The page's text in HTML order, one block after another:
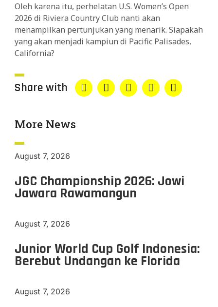
Oleh karena itu, perhelatan U.S. Women’s Open
2026 di Riviera Country Club nanti akan
menampilkan pertunjukan yang menarik. Siapakah
yang akan menjadi kampiun di Pacific Palisades,
California?
Share with
More News
August 7, 2026
JGC Championship 2026: Jowi
Jawara Rawamangun
August 7, 2026
Junior World Cup Golf Indonesia:
Berebut Undangan ke Florida
August 7, 2026